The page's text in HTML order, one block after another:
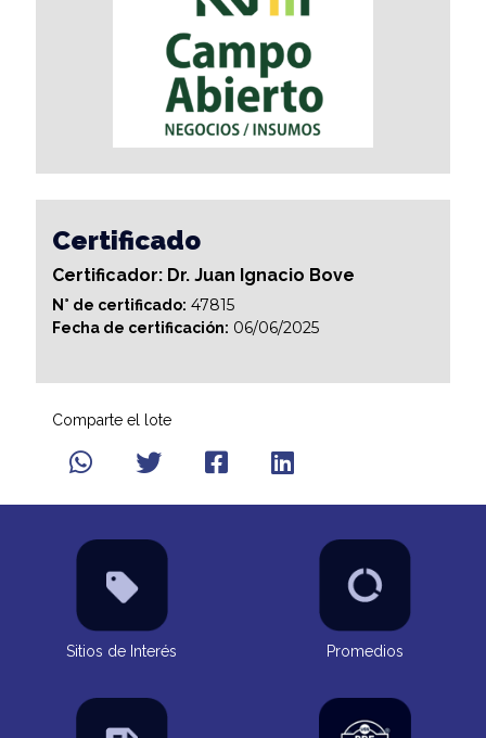
Certificado
Certificador: Dr. Juan Ignacio Bove
N° de certificado: 47815
Fecha de certificación: 06/06/2025
Comparte el lote
Sitios de Interés Promedios